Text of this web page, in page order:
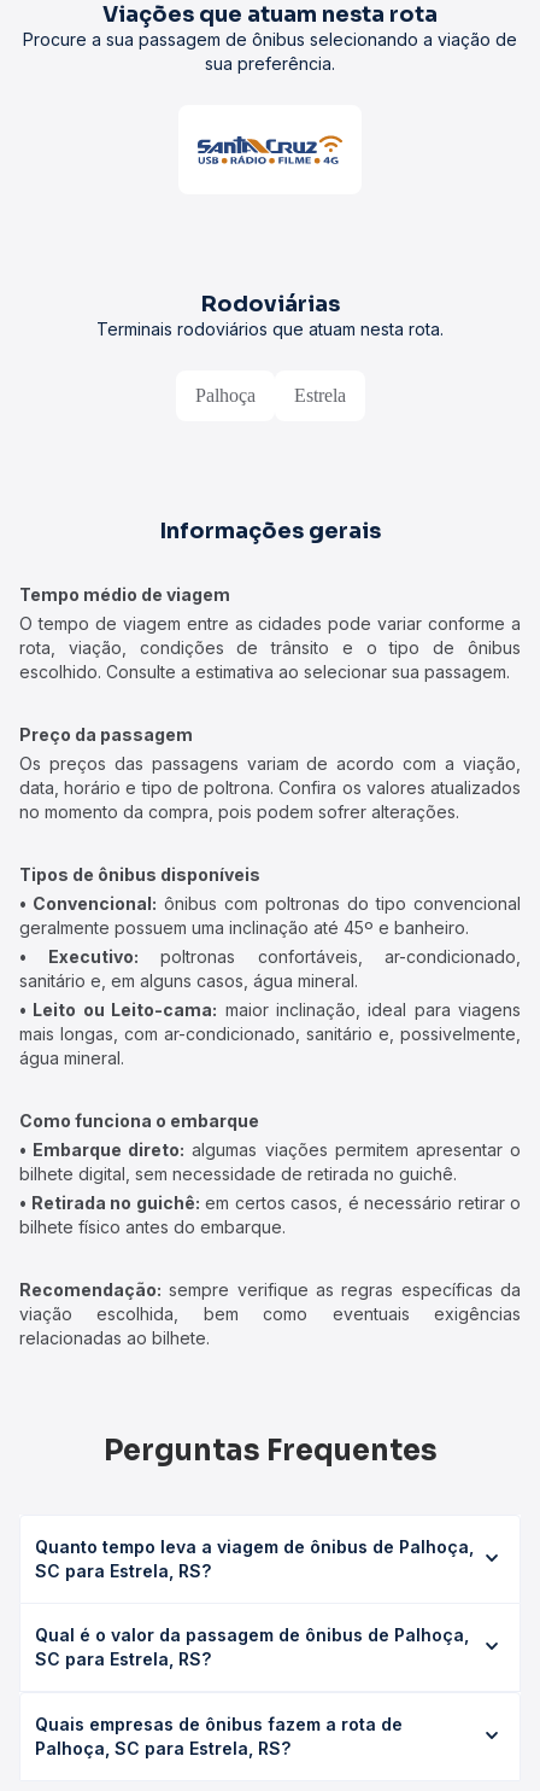
Viações que atuam nesta rota
Procure a sua passagem de ônibus selecionando a viação de
sua preferência.
Rodoviárias
Terminais rodoviários que atuam nesta rota.
Palhoça Estrela
Informações gerais
Tempo médio de viagem
O tempo de viagem entre as cidades pode variar conforme a
rota, viação, condições de trânsito e o tipo de ônibus
escolhido. Consulte a estimativa ao selecionar sua passagem.
Preço da passagem
Os preços das passagens variam de acordo com a viação,
data, horário e tipo de poltrona. Confira os valores atualizados
no momento da compra, pois podem sofrer alterações.
Tipos de ônibus disponíveis
• Convencional: ônibus com poltronas do tipo convencional
geralmente possuem uma inclinação até 45º e banheiro.
• Executivo: poltronas confortáveis, ar-condicionado,
sanitário e, em alguns casos, água mineral.
• Leito ou Leito-cama: maior inclinação, ideal para viagens
mais longas, com ar-condicionado, sanitário e, possivelmente,
água mineral.
Como funciona o embarque
• Embarque direto: algumas viações permitem apresentar o
bilhete digital, sem necessidade de retirada no guichê.
• Retirada no guichê: em certos casos, é necessário retirar o
bilhete físico antes do embarque.
Recomendação: sempre verifique as regras específicas da
viação escolhida, bem como eventuais exigências
relacionadas ao bilhete.
Perguntas Frequentes
Quanto tempo leva a viagem de ônibus de Palhoça,
SC para Estrela, RS?
em média 10h 50min, podendo variar conforme a viação, o
tipo de serviço (convencional, executivo ou leito) e as
opção na data desejada.
Qual é o valor da passagem de ônibus de Palhoça,
SC para Estrela, RS?
Estrela, RS custa em média R$ 176,94 e varia conforme a
data da viagem, a empresa, o tipo de poltrona e a
Quais empresas de ônibus fazem a rota de
Palhoça, SC para Estrela, RS?